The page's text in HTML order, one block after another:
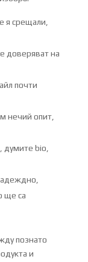
я срещали,
доверяват на
почти
нечий опит,
думите bio,
ще са
познато
и